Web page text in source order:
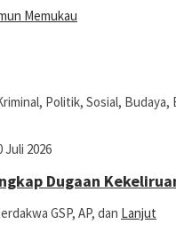
Memukau
Politik, Sosial,
Juli 2026
Dugaan
GSP, AP, dan Lanjut